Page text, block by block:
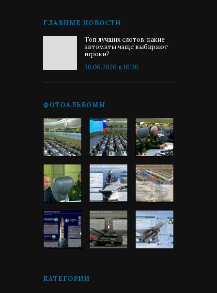
ГЛАВНЫЕ НОВОСТИ
Топ лучших слотов: какие
автоматы чаще выбирают
игроки?
30.06.2026 в 16:36
ФОТОАЛЬБОМЫ
КАТЕГОРИИ